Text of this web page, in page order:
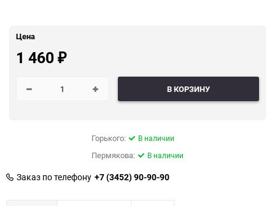
Цена
1 460 ₽
В КОРЗИНУ
Горького: В наличии
Пермякова: В наличии
Заказ по телефону +7 (3452) 90-90-90